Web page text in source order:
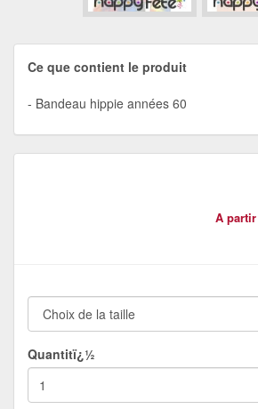
Ce que contient le produit
Bandeau hippie années 60
A
Quantitï¿½